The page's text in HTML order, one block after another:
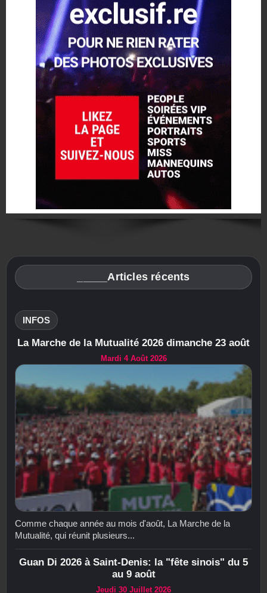
_____Articles récents
INFOS
La Marche de la Mutualité 2026 dimanche 23 août
Mardi 4 Août 2026
Comme chaque année au mois d'août, La Marche de la
Mutualité, qui réunit plusieurs...
Guan Di 2026 à Saint-Denis: la "fête sinois" du 5
au 9 août
Jeudi 30 Juillet 2026